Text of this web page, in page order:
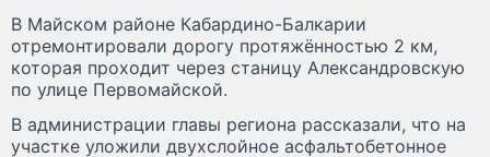
В Майском районе Кабардино-Балкарии
отремонтировали дорогу протяжённостью 2 км,
которая проходит через станицу Александровскую
по улице Первомайской.
В администрации главы региона рассказали, что на
участке уложили двухслойное асфальтобетонное